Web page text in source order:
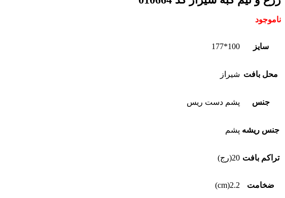
ناموجود
سایز 100*177
محل بافت شیراز
جنس پشم دست ریس
جنس ریشه پشم
تراکم بافت 20(رج)
ضخامت 2.2(cm)